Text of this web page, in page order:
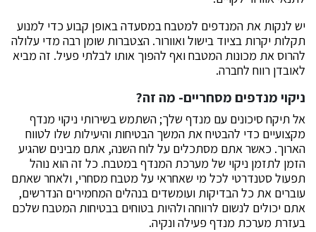
יש לנקות את המנדפים למטבח במסעדה באופן קבוע כדי למנוע
תקלות יקרות בציוד בישול ואוורור. הצטברות שומן רבה מדי עלולה
להרוס את מכונות המטבח ואף להפוך אותו לבלתי פעיל. זה מביא
לאובדן רווח לחברה.
ניקוי מנדפים מסחריים- מה זה?
אל תיקח סיכונים עם מנדף שלך; השתמש בשירותי ניקוי מנדף
מקצועיים כדי להבטיח את המשך הבטיחות והיעילות שלו לטווח
הארוך. כאשר אתם מסתכלים על לוח השנה, אתם מבינים שהגיע
הזמן לתזמן ניקוי של מערכת המנדף במטבח. כל זה הוא נוהל
תפעול סטנדרטי לכל מי שאחראי על מטבח מסחרי, ולאחר שאתם
עוברים את כל הבדיקות ועומשדים בנהלים המחמירים הנדרשים,
אתם יכולים לנשום לרווחה ולהיות בטוחים בבטיחות המטבח שלכם
בעזרת מערכת מנדף פעילה ונקיה.